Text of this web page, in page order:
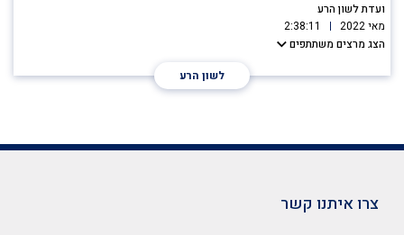
ועדת לשון הרע
מאי 2022
2:38:11
הצג מרצים משתתפים
לשון הרע
צרו איתנו קשר